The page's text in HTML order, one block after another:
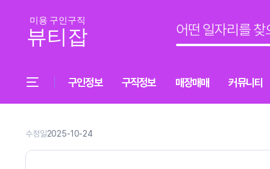
구인정보 구직정보 매장매매 커뮤니티
수정일2025-10-24